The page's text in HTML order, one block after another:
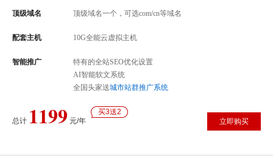
顶级域名 顶级域名一个，可选com/cn等域名
配套主机 10G全能云虚拟主机
智能推广
特有的全站SEO优化设置
AI智能软文系统
全国头家送城市站群推广系统
总计 1199 元/年
买3送2
立即购买